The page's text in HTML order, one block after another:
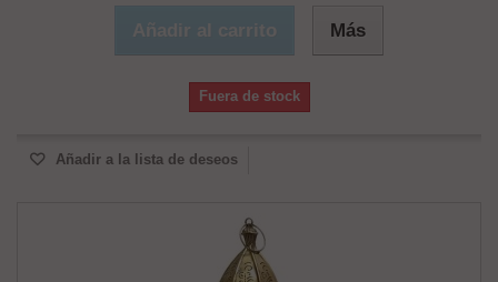
Añadir al carrito Más
Fuera de stock
Añadir a la lista de deseos